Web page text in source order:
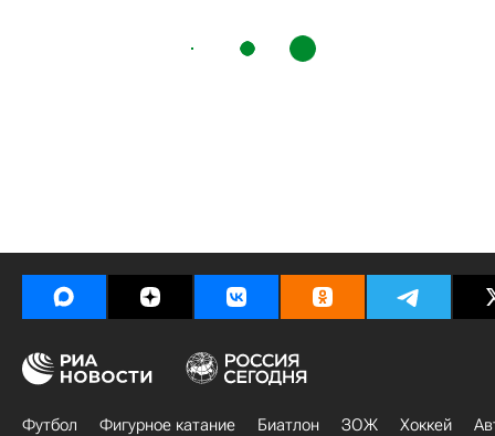
Футбол Фигурное катание Биатлон ЗОЖ Хоккей